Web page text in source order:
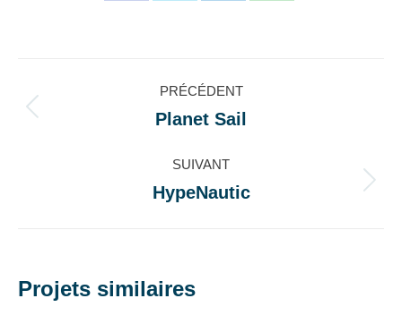
Navigation
de
commentaire
PRÉCÉDENT
Onglet
Planet Sail
SUIVANT
Projets
HypeNautic
Projets similaires